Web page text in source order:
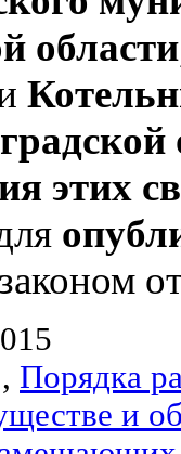
области
этих
, Порядка
и